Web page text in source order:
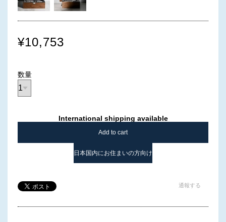
¥10,753
数量
International shipping available
Add to cart
日本国内にお住まいの方向け
通報する